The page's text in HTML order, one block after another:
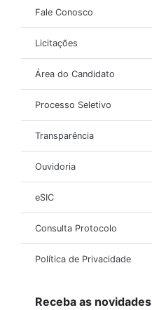
Fale Conosco
Licitações
Área do Candidato
Processo Seletivo
Transparência
Ouvidoria
eSIC
Consulta Protocolo
Política de Privacidade
Receba as novidades